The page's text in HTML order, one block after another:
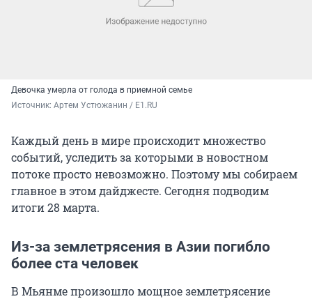
Девочка умерла от голода в приемной семье
Источник: Артем Устюжанин / E1.RU
Каждый день в мире происходит множество
событий, уследить за которыми в новостном
потоке просто невозможно. Поэтому мы собираем
главное в этом дайджесте. Сегодня подводим
итоги 28 марта.
Из-за землетрясения в Азии погибло
более ста человек
В Мьянме произошло мощное землетрясение